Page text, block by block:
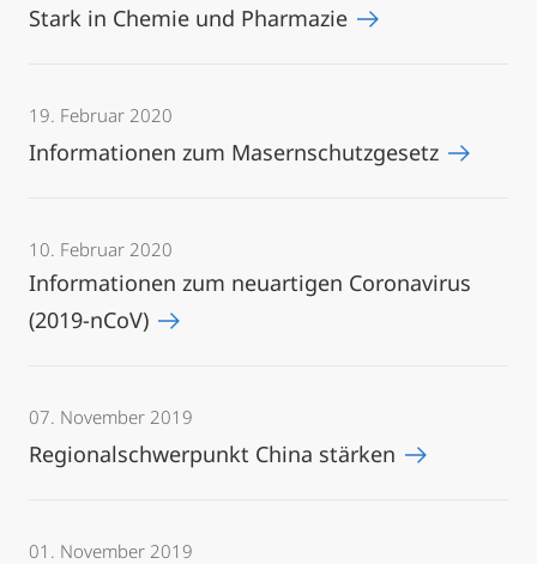
Stark in Chemie und Pharmazie
19. Februar 2020
Informationen zum Masernschutzgesetz
10. Februar 2020
Informationen zum neuartigen Coronavirus
(2019-nCoV)
07. November 2019
Regionalschwerpunkt China stärken
01. November 2019